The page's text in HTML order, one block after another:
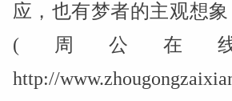
应，也有梦者的主观想
(周公在
http://